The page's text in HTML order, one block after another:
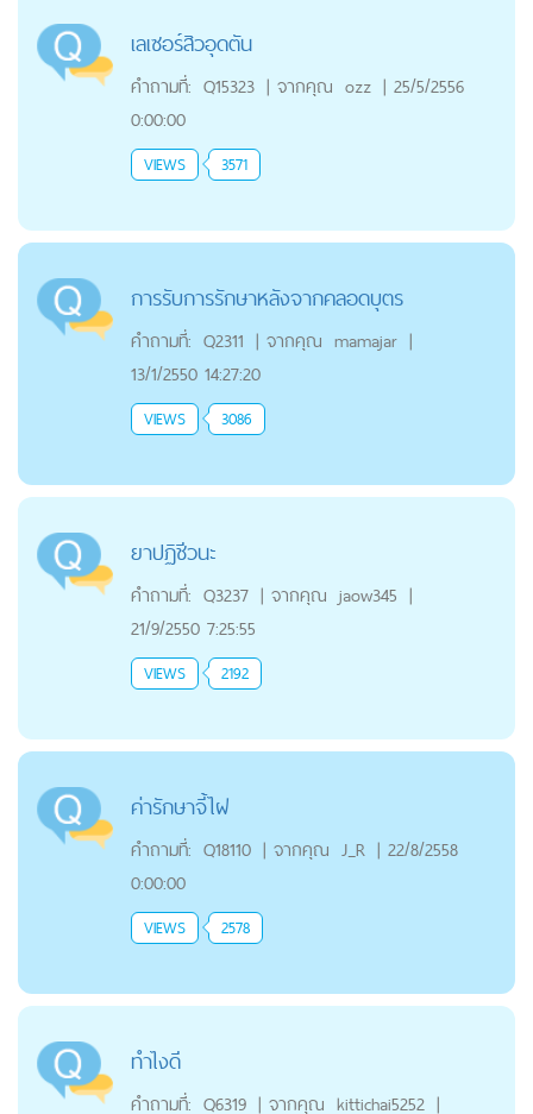
เลเซอร์สิวอุดตัน
คำถามที่: Q15323 | จากคุณ ozz | 25/5/2556
0:00:00
VIEWS 3571
การรับการรักษาหลังจากคลอดบุตร
คำถามที่: Q2311 | จากคุณ mamajar |
13/1/2550 14:27:20
VIEWS 3086
ยาปฏิชีวนะ
คำถามที่: Q3237 | จากคุณ jaow345 |
21/9/2550 7:25:55
VIEWS 2192
ค่ารักษาจี้ไฝ
คำถามที่: Q18110 | จากคุณ J_R | 22/8/2558
0:00:00
VIEWS 2578
ทำไงดี
คำถามที่: Q6319 | จากคุณ kittichai5252 |